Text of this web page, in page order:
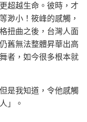
超越生命。彼時，才
渺小！筱峰的感觸，
扭曲之後，台灣人面
舊無法整體昇華出高
者，如今很多根本就
是我知道，令他感觸
」。